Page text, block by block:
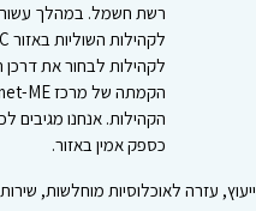
רשת חשמל. במהלך עשור
לקהילות לבחור את
הקהילות. אנחנו מגיבים
כספק אמין באזור.
ייעוץ, עזרה לאוכלוסיות מוחלשות,